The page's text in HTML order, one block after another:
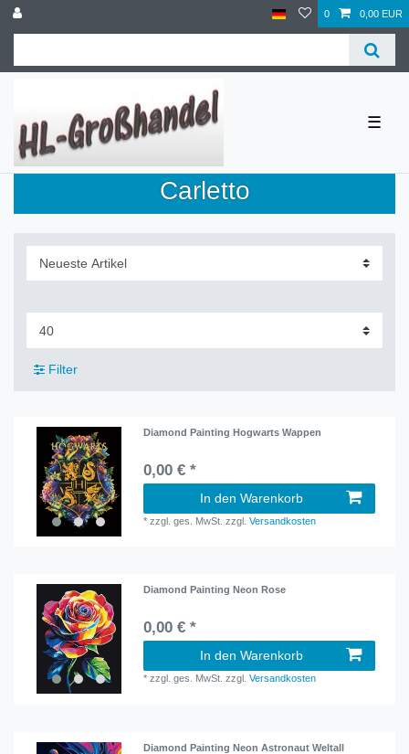
0 0,00 EUR
☰
Carletto
Filter
Diamond Painting Hogwarts Wappen
0,00 € *
In den Warenkorb
*zzgl. ges. MwSt. zzgl.Versandkosten
Diamond Painting Neon Rose
0,00 € *
In den Warenkorb
*zzgl. ges. MwSt. zzgl.Versandkosten
Diamond Painting Neon Astronaut Weltall